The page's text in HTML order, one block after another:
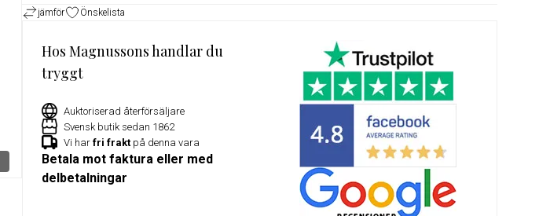
klockor hos Magnussons Ur
jämför Önskelista
Hos Magnussons handlar du
tryggt
Auktoriserad återförsäljare
Svensk butik sedan 1862
Vi har fri frakt på denna vara
Betala mot faktura eller med
delbetalningar